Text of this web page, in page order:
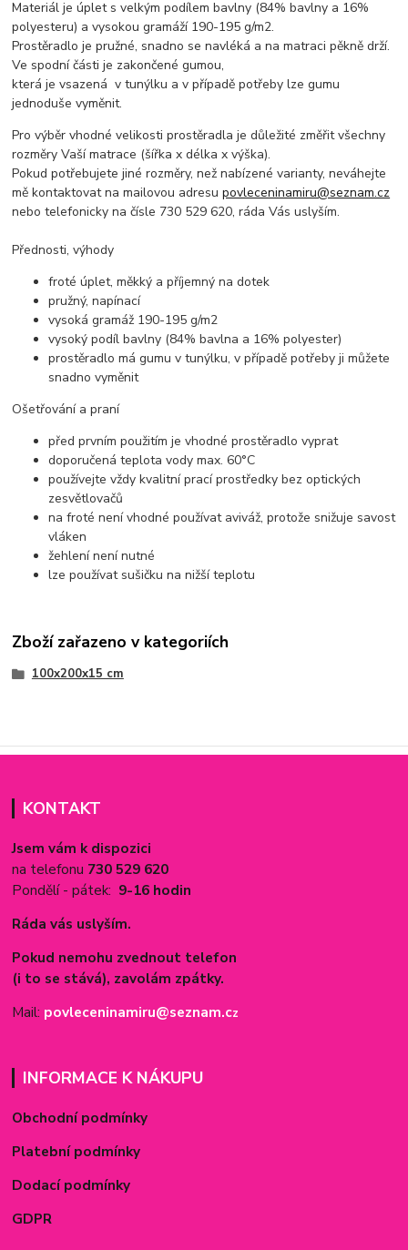
Materiál je úplet s velkým podílem bavlny (84% bavlny a 16%
polyesteru) a vysokou gramáží 190-195 g/m2.
Prostěradlo je pružné, snadno se navléká a na matraci pěkně drží.
Ve spodní části je zakončené gumou,
která je vsazená v tunýlku a v případě potřeby lze gumu
jednoduše vyměnit.
Pro výběr vhodné velikosti prostěradla je důležité změřit všechny
rozměry Vaší matrace (šířka x délka x výška).
Pokud potřebujete jiné rozměry, než nabízené varianty, neváhejte
mě kontaktovat na mailovou adresupovleceninamiru@seznam.cz
nebo telefonicky na čísle 730 529 620, ráda Vás uslyším.
Přednosti, výhody
froté úplet, měkký a příjemný na dotek
pružný, napínací
vysoká gramáž 190-195 g/m2
vysoký podíl bavlny (84% bavlna a 16% polyester)
prostěradlo má gumu v tunýlku, v případě potřeby ji můžete
snadno vyměnit
Ošetřování a praní
před prvním použitím je vhodné prostěradlo vyprat
doporučená teplota vody max. 60°C
používejte vždy kvalitní prací prostředky bez optických
zesvětlovačů
na froté není vhodné používat aviváž, protože snižuje savost
vláken
žehlení není nutné
lze používat sušičku na nižší teplotu
Zboží zařazeno v kategoriích
100x200x15 cm
KONTAKT
Jsem vám k dispozici
na telefonu 730 529 620
Pondělí - pátek: 9-16 hodin
Ráda vás uslyším.
Pokud nemohu zvednout telefon
(i to se stává), zavolám zpátky.
Mail: povleceninamiru@seznam.cz
INFORMACE K NÁKUPU
Obchodní podmínky
Platební podmínky
Dodací podmínky
GDPR